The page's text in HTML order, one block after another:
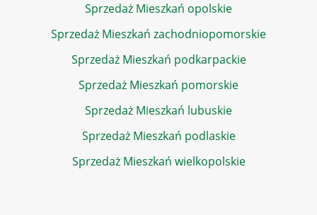
Sprzedaż Mieszkań opolskie
Sprzedaż Mieszkań zachodniopomorskie
Sprzedaż Mieszkań podkarpackie
Sprzedaż Mieszkań pomorskie
Sprzedaż Mieszkań lubuskie
Sprzedaż Mieszkań podlaskie
Sprzedaż Mieszkań wielkopolskie